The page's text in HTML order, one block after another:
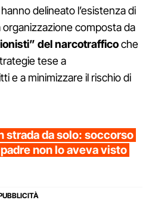
delineato l’esistenza di
composta da
del narcotrafficoche
tese a
e a minimizzare il rischio di
strada da solo: soccorso
non lo aveva visto